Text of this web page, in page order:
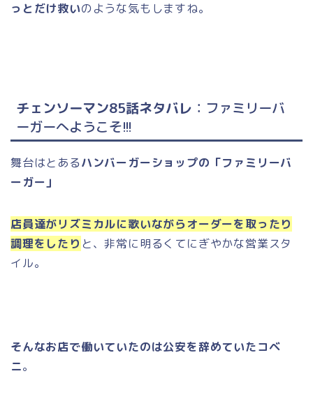
っとだけ救いのような気もしますね。
チェンソーマン85話ネタバレ ：ファミリーバ
ーガーへようこそ!!!
舞台はとあるハンバーガーショップの「ファミリーバ
ーガー」
店員達がリズミカルに歌いながらオーダーを取ったり
調理をしたり と、非常に明るくてにぎやかな営業スタ
イル。
そんなお店で働いていたのは公安を辞めていたコベ
ニ。